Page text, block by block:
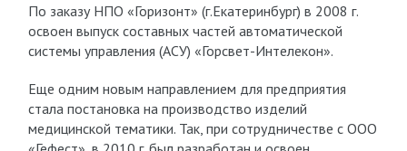
По заказу НПО «Горизонт» (г.Екатеринбург) в 2008 г.
освоен выпуск составных частей автоматической
системы управления (АСУ) «Горсвет-Интелекон».
Еще одним новым направлением для предприятия
стала постановка на производство изделий
медицинской тематики. Так, при сотрудничестве с ООО